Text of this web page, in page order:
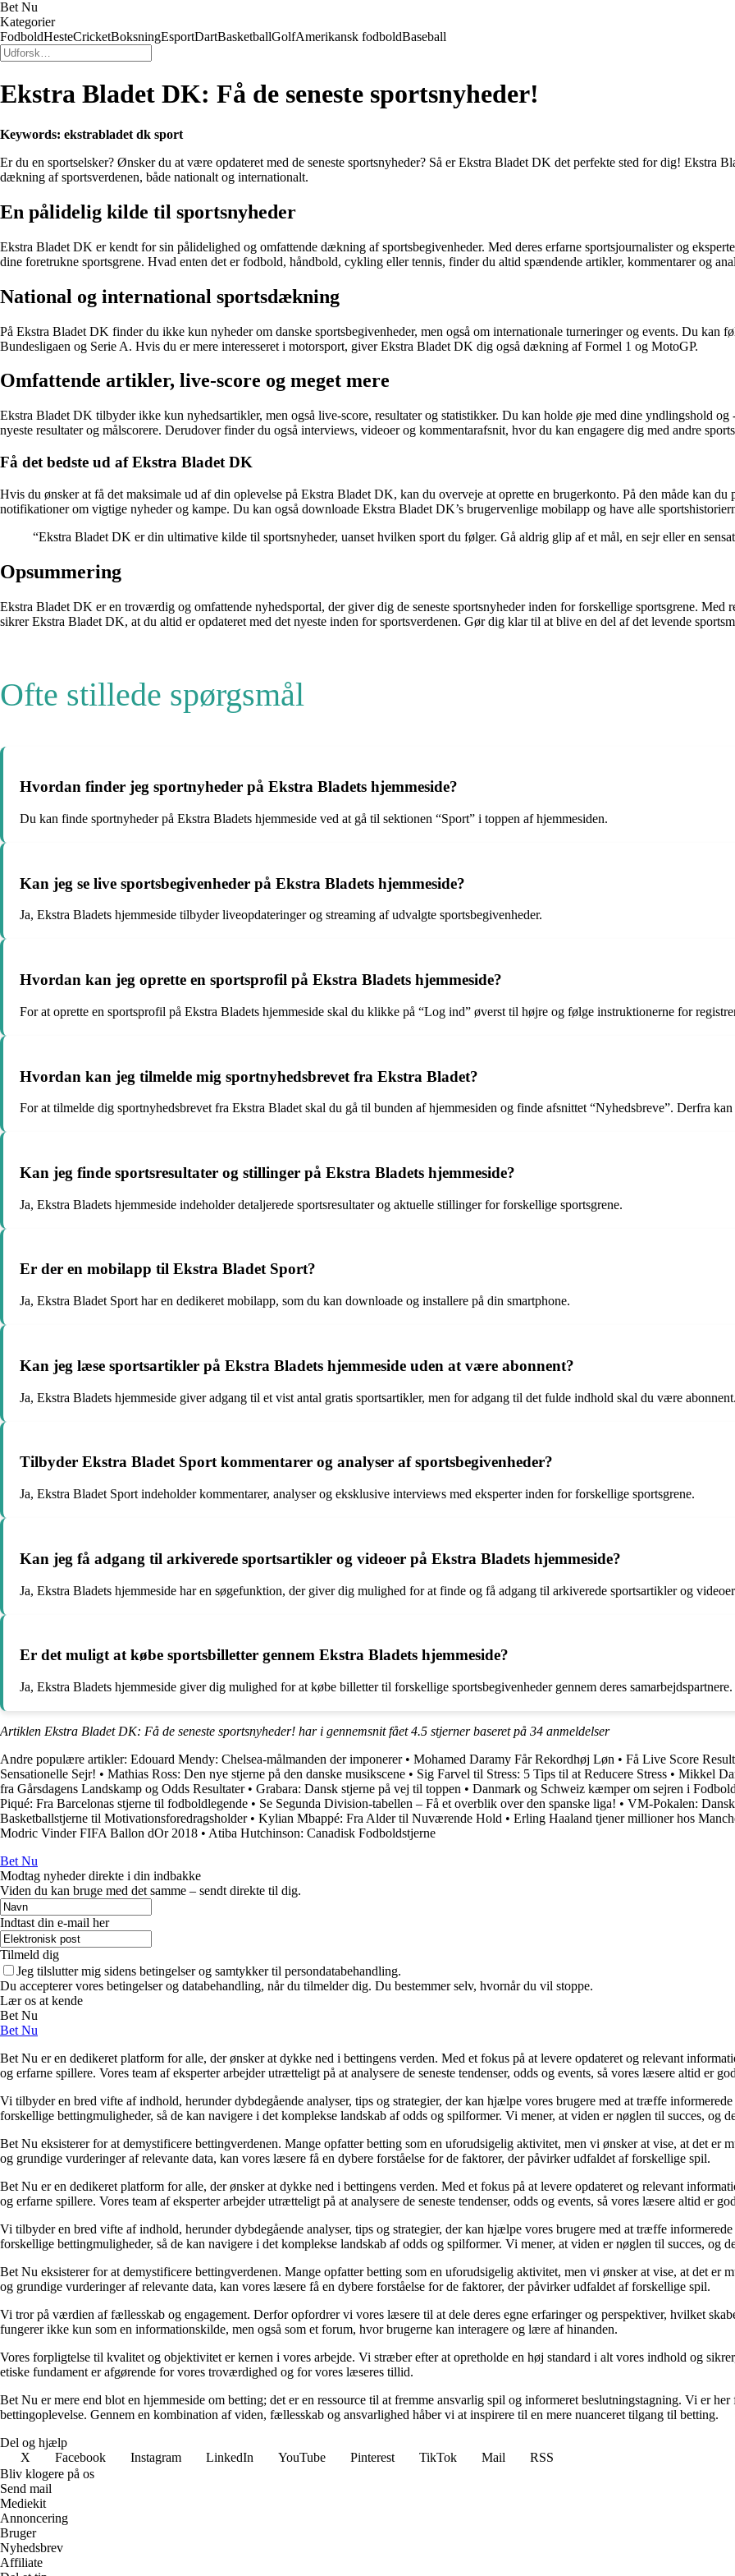
Bet Nu
Kategorier
FodboldHesteCricketBoksningEsportDartBasketballGolfAmerikansk fodboldBaseball
Ekstra Bladet DK: Få de seneste sportsnyheder!
Keywords: ekstrabladet dk sport
Er du en sportselsker? Ønsker du at være opdateret med de seneste sportsnyheder? Så er Ekstra Bladet DK det perfekte sted for dig! Ekstra
dækning af sportsverdenen, både nationalt og internationalt.
En pålidelig kilde til sportsnyheder
Ekstra Bladet DK er kendt for sin pålidelighed og omfattende dækning af sportsbegivenheder. Med deres erfarne sportsjournalister og
dine foretrukne sportsgrene. Hvad enten det er fodbold, håndbold, cykling eller tennis, finder du altid spændende artikler, kommentarer og
National og international sportsdækning
På Ekstra Bladet DK finder du ikke kun nyheder om danske sportsbegivenheder, men også om internationale turneringer og events. Du kan
Bundesligaen og Serie A. Hvis du er mere interesseret i motorsport, giver Ekstra Bladet DK dig også dækning af Formel 1 og MotoGP.
Omfattende artikler, live-score og meget mere
Ekstra Bladet DK tilbyder ikke kun nyhedsartikler, men også live-score, resultater og statistikker. Du kan holde øje med dine yndlingshold
nyeste resultater og målscorere. Derudover finder du også interviews, videoer og kommentarafsnit, hvor du kan engagere dig med andre
Få det bedste ud af Ekstra Bladet DK
Hvis du ønsker at få det maksimale ud af din oplevelse på Ekstra Bladet DK, kan du overveje at oprette en brugerkonto. På den måde kan
notifikationer om vigtige nyheder og kampe. Du kan også downloade Ekstra Bladet DK’s brugervenlige mobilapp og have alle
“Ekstra Bladet DK er din ultimative kilde til sportsnyheder, uanset hvilken sport du følger. Gå aldrig glip af et mål, en sejr eller en
Opsummering
Ekstra Bladet DK er en troværdig og omfattende nyhedsportal, der giver dig de seneste sportsnyheder inden for forskellige sportsgrene. Med
sikrer Ekstra Bladet DK, at du altid er opdateret med det nyeste inden for sportsverdenen. Gør dig klar til at blive en del af det levende
Ofte stillede spørgsmål
Hvordan finder jeg sportnyheder på Ekstra Bladets hjemmeside?
Du kan finde sportnyheder på Ekstra Bladets hjemmeside ved at gå til sektionen “Sport” i toppen af ​​hjemmesiden.
Kan jeg se live sportsbegivenheder på Ekstra Bladets hjemmeside?
Ja, Ekstra Bladets hjemmeside tilbyder liveopdateringer og streaming af udvalgte sportsbegivenheder.
Hvordan kan jeg oprette en sportsprofil på Ekstra Bladets hjemmeside?
For at oprette en sportsprofil på Ekstra Bladets hjemmeside skal du klikke på “Log ind” øverst til højre og følge instruktionerne for
Hvordan kan jeg tilmelde mig sportnyhedsbrevet fra Ekstra Bladet?
For at tilmelde dig sportnyhedsbrevet fra Ekstra Bladet skal du gå til bunden af ​​hjemmesiden og finde afsnittet “Nyhedsbreve”. Derfra
Kan jeg finde sportsresultater og stillinger på Ekstra Bladets hjemmeside?
Ja, Ekstra Bladets hjemmeside indeholder detaljerede sportsresultater og aktuelle stillinger for forskellige sportsgrene.
Er der en mobilapp til Ekstra Bladet Sport?
Ja, Ekstra Bladet Sport har en dedikeret mobilapp, som du kan downloade og installere på din smartphone.
Kan jeg læse sportsartikler på Ekstra Bladets hjemmeside uden at være abonnent?
Ja, Ekstra Bladets hjemmeside giver adgang til et vist antal gratis sportsartikler, men for adgang til det fulde indhold skal du være abonnent.
Tilbyder Ekstra Bladet Sport kommentarer og analyser af sportsbegivenheder?
Ja, Ekstra Bladet Sport indeholder kommentarer, analyser og eksklusive interviews med eksperter inden for forskellige sportsgrene.
Kan jeg få adgang til arkiverede sportsartikler og videoer på Ekstra Bladets hjemmeside?
Ja, Ekstra Bladets hjemmeside har en søgefunktion, der giver dig mulighed for at finde og få adgang til arkiverede sportsartikler og
Er det muligt at købe sportsbilletter gennem Ekstra Bladets hjemmeside?
Ja, Ekstra Bladets hjemmeside giver dig mulighed for at købe billetter til forskellige sportsbegivenheder gennem deres samarbejdspartnere.
Artiklen Ekstra Bladet DK: Få de seneste sportsnyheder! har i gennemsnit fået4.5 stjerner baseret på 34 anmeldelser
Andre populære artikler: Edouard Mendy: Chelsea-målmanden der imponerer• Mohamed Daramy Får Rekordhøj Løn • Få Live Score
Sensationelle Sejr! • Mathias Ross: Den nye stjerne på den danske musikscene • Sig Farvel til Stress: 5 Tips til at Reducere Stress • Mikkel
fra Gårsdagens Landskamp og Odds Resultater• Grabara: Dansk stjerne på vej til toppen • Danmark og Schweiz kæmper om sejren i
Piqué: Fra Barcelonas stjerne til fodboldlegende • Se Segunda Division-tabellen – Få et overblik over den spanske liga! • VM-Pokalen:
Basketballstjerne til Motivationsforedragsholder• Kylian Mbappé: Fra Alder til Nuværende Hold • Erling Haaland tjener millioner hos
Modric Vinder FIFA Ballon dOr 2018 • Atiba Hutchinson: Canadisk Fodboldstjerne
Bet Nu
Modtag nyheder direkte i din indbakke
Viden du kan bruge med det samme – sendt direkte til dig.
Indtast din e-mail her
Tilmeld dig
Jeg tilslutter mig sidens betingelser og samtykker til persondatabehandling.
Du accepterer vores betingelser og databehandling, når du tilmelder dig. Du bestemmer selv, hvornår du vil stoppe.
Lær os at kende
Bet Nu
Bet Nu
Bet Nu er en dedikeret platform for alle, der ønsker at dykke ned i bettingens verden. Med et fokus på at levere opdateret og relevant
og erfarne spillere. Vores team af eksperter arbejder utrætteligt på at analysere de seneste tendenser, odds og events, så vores læsere altid er
Vi tilbyder en bred vifte af indhold, herunder dybdegående analyser, tips og strategier, der kan hjælpe vores brugere med at træffe
forskellige bettingmuligheder, så de kan navigere i det komplekse landskab af odds og spilformer. Vi mener, at viden er nøglen til succes, og
Bet Nu eksisterer for at demystificere bettingverdenen. Mange opfatter betting som en uforudsigelig aktivitet, men vi ønsker at vise, at det er
og grundige vurderinger af relevante data, kan vores læsere få en dybere forståelse for de faktorer, der påvirker udfaldet af forskellige spil.
Bet Nu er en dedikeret platform for alle, der ønsker at dykke ned i bettingens verden. Med et fokus på at levere opdateret og relevant
og erfarne spillere. Vores team af eksperter arbejder utrætteligt på at analysere de seneste tendenser, odds og events, så vores læsere altid er
Vi tilbyder en bred vifte af indhold, herunder dybdegående analyser, tips og strategier, der kan hjælpe vores brugere med at træffe
forskellige bettingmuligheder, så de kan navigere i det komplekse landskab af odds og spilformer. Vi mener, at viden er nøglen til succes, og
Bet Nu eksisterer for at demystificere bettingverdenen. Mange opfatter betting som en uforudsigelig aktivitet, men vi ønsker at vise, at det er
og grundige vurderinger af relevante data, kan vores læsere få en dybere forståelse for de faktorer, der påvirker udfaldet af forskellige spil.
Vi tror på værdien af fællesskab og engagement. Derfor opfordrer vi vores læsere til at dele deres egne erfaringer og perspektiver, hvilket
fungerer ikke kun som en informationskilde, men også som et forum, hvor brugerne kan interagere og lære af hinanden.
Vores forpligtelse til kvalitet og objektivitet er kernen i vores arbejde. Vi stræber efter at opretholde en høj standard i alt vores indhold og
etiske fundament er afgørende for vores troværdighed og for vores læseres tillid.
Bet Nu er mere end blot en hjemmeside om betting; det er en ressource til at fremme ansvarlig spil og informeret beslutningstagning. Vi er
bettingoplevelse. Gennem en kombination af viden, fællesskab og ansvarlighed håber vi at inspirere til en mere nuanceret tilgang til betting.
Del og hjælp
X
Facebook Instagram LinkedIn YouTube Pinterest TikTok Mail
RSS
Bliv klogere på os
Send mail
Mediekit
Annoncering
Bruger
Nyhedsbrev
Affiliate